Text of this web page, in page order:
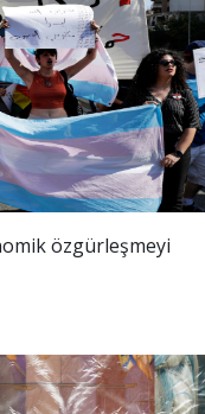
özgürleşmeyi